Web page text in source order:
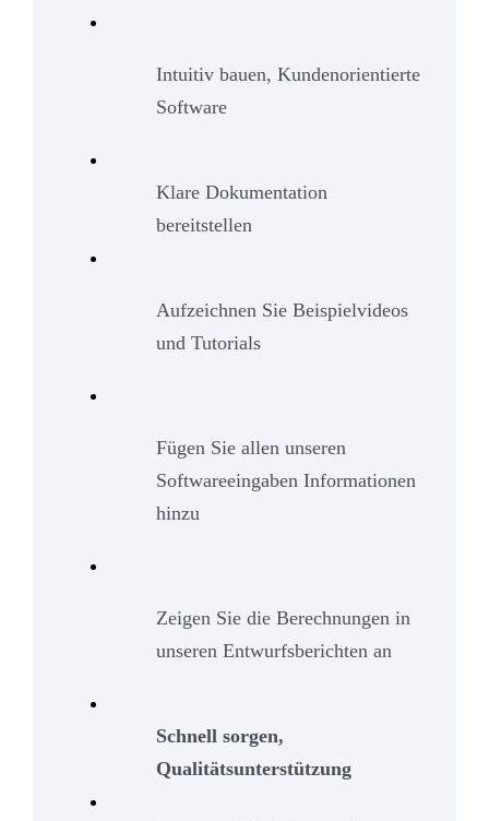
Intuitiv bauen, Kundenorientierte
Software
Klare Dokumentation
bereitstellen
Aufzeichnen Sie Beispielvideos
und Tutorials
Fügen Sie allen unseren
Softwareeingaben Informationen
hinzu
Zeigen Sie die Berechnungen in
unseren Entwurfsberichten an
Schnell sorgen,
Qualitätsunterstützung